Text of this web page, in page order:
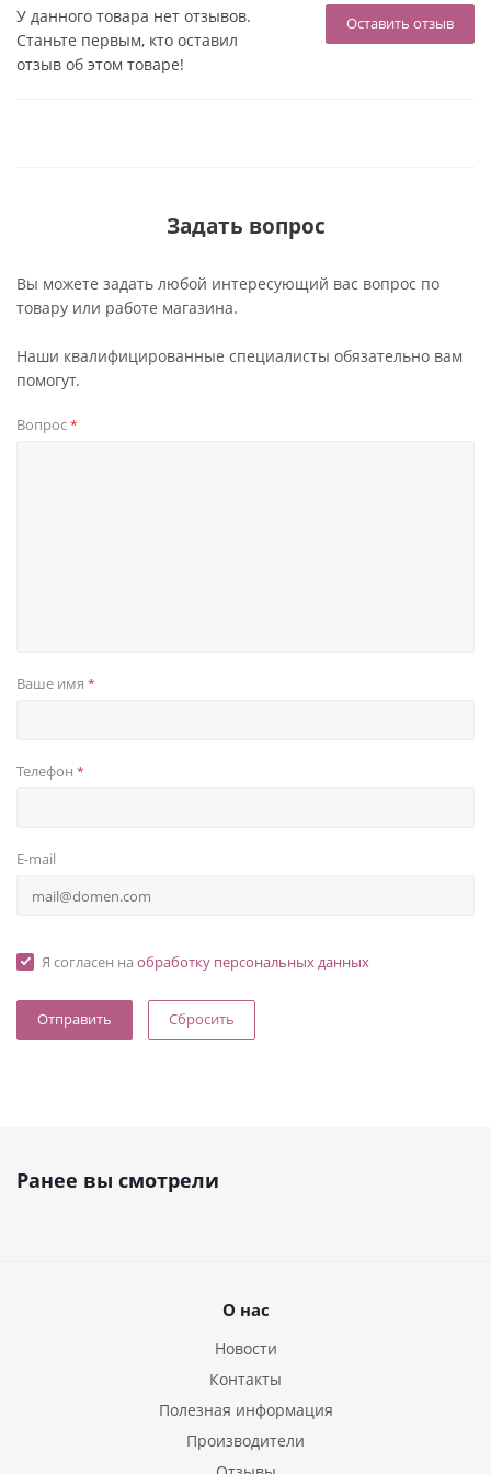
Оставить отзыв
У данного товара нет отзывов.
Станьте первым, кто оставил
отзыв об этом товаре!
Задать вопрос
Вы можете задать любой интересующий вас вопрос по
товару или работе магазина.
Наши квалифицированные специалисты обязательно вам
помогут.
Вопрос*
Ваше имя *
Телефон *
E-mail
Я согласен на обработку персональных данных
Сбросить
Ранее вы смотрели
О нас
Новости
Контакты
Полезная информация
Производители